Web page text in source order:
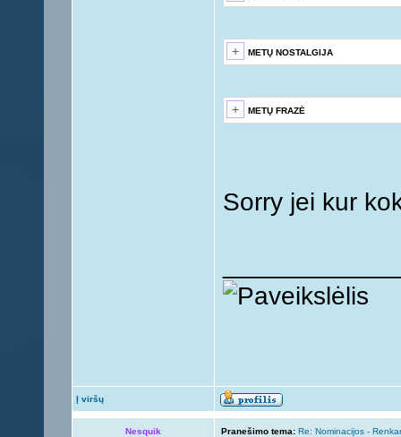
METŲ NOSTALGIJA
METŲ FRAZĖ
Sorry jei kur
Į viršų
Nesquik Pranešimo tema: Re: Nominacijos -